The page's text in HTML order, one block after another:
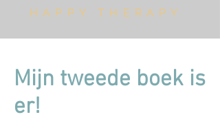
HAPPY THERAPY
Mijn tweede boek is
er!